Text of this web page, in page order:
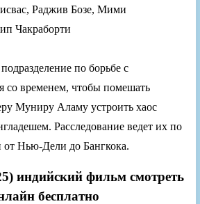
Раджив Бозе, Мими
Чакраборти
по борьбе с
со временем, чтобы помешать
Муниру Аламу устроить хаос
Расследование ведет их по
от Нью-Дели до Бангкока.
индийский фильм смотреть
бесплатно